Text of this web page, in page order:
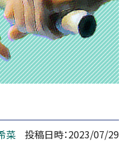
菜 投稿日時：2023/07/29